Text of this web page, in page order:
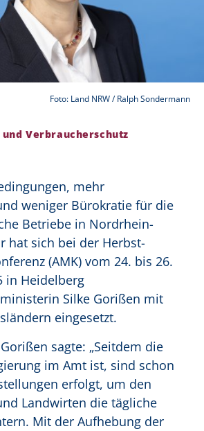
Foto: Land NRW / Ralph Sondermann
Verbraucherschutz
mehr
weniger Bürokratie für die
Betriebe in Nordrhein-
hat sich bei der Herbst-
(AMK) vom 24. bis 26.
in Heidelberg
Silke Gorißen mit
eingesetzt.
sagte: „Seitdem die
im Amt ist, sind schon
erfolgt, um den
Landwirten die tägliche
Mit der Aufhebung der